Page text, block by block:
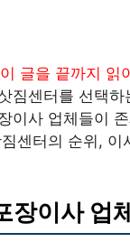
이 글을 끝까지 읽
짐센터를 선택
이사 업체들이
센터의 순위,
장이사 업